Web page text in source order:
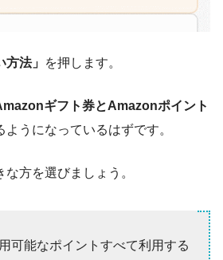
方法」 を押します。
ギフト券とAmazonポイント
ようになっているはずです。
方を選びましょう。
可能なポイントすべて利用する